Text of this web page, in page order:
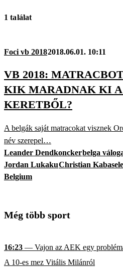
1 találat
Foci vb 20182018.06.01. 10:11
VB 2018:
KIK MARADNAK KI
KERETBŐL?
A belgák saját matracokat visznek
név szerepel…
Leander Dendkonckerbelga
Jordan LukakuChristian Kabasele
Belgium
Még több sport
16:23 — Vajon az AEK egy
A 10-es mez Vitális Milánról